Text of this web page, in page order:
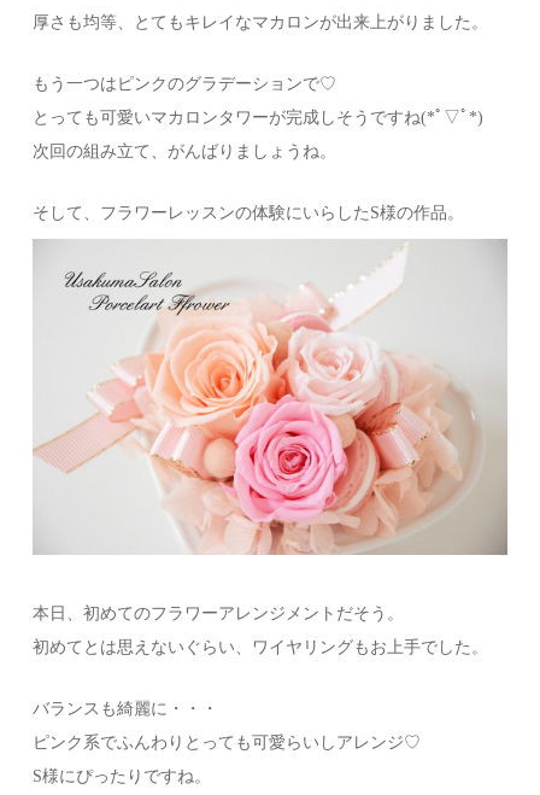
厚さも均等、とてもキレイなマカロンが出来上がりました。
もう一つはピンクのグラデーションで♡
とっても可愛いマカロンタワーが完成しそうですね(*ﾟ▽ﾟ*)
次回の組み立て、がんばりましょうね。
そして、フラワーレッスンの体験にいらしたS様の作品。
本日、初めてのフラワーアレンジメントだそう。
初めてとは思えないぐらい、ワイヤリングもお上手でした。
バランスも綺麗に・・・
ピンク系でふんわりとっても可愛らいしアレンジ♡
S様にぴったりですね。